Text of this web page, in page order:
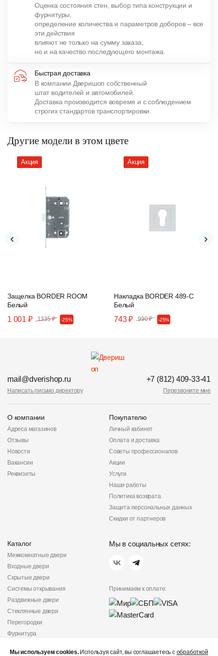
Оценка состояния стен, выбор типа конструкции и
фурнитуры,
определение количества и параметров доборов – все
эти действия
влияют не только на сумму заказа,
но и на качество последующего монтажа.
Быстрая доставка
В компании Дверишоп собственный
штат водителей и автомобилей.
Доставка производится вовремя и с соблюдением
строгих стандартов транспортировки.
Другие модели в этом цвете
Акция
Защелка BORDER ROOM
Белый
1 001 ₽ 1335 ₽ -25%
Акция
Накладка BORDER 489-С
Белый
743 ₽ 990 ₽ -25%
‹ ›
mail@dverishop.ru
Написать письмо директору
+7 (812) 409-33-41
Перезвоните мне
О компании
Адреса магазинов
Отзывы
Новости
Вакансии
Реквизиты
Покупателю
Личный кабинет
Оплата и доставка
Советы профессионалов
Акции
Услуги
Наши работы
Политика возврата
Защита персональных данных
Скидки от партнеров
Каталог
Межкомнатные двери
Входные двери
Скрытые двери
Системы открывания
Раздвижные двери
Стеклянные двери
Перегородки
Фурнитура
Мы в социальных сетях:
Принимаем к оплате:
конфиденциальности
Мы используем cookies.Используя сайт, вы соглашаетесь с обработкой